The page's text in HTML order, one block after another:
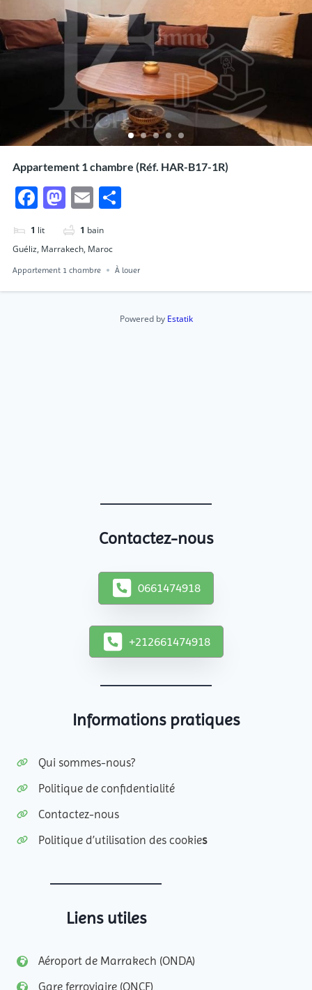
Appartement 1 chambre (Réf. HAR-B17-1R)
Facebook
Mastodon
EmailPartager
1 lit 1 bain
Guéliz, Marrakech, Maroc
Appartement 1 chambre À louer
Powered by Estatik
Contactez-nous
0661474918
+212661474918
Informations pratiques
Qui sommes-nous?
Politique de confidentialité
Contactez-nous
Politique d’utilisation des cookies
Liens utiles
Aéroport de Marrakech (ONDA)
Gare ferroviaire (ONCF)